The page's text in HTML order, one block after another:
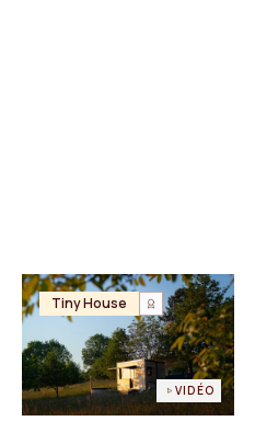
Tiny House
VIDÉO